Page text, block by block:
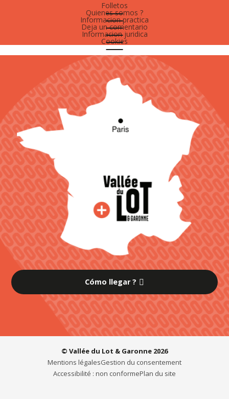
Folletos
Quienes somos ?
Informacion practica
Deja un comentario
Informacion juridica
Cookies
Cómo llegar ?
© Vallée du Lot & Garonne 2026
Mentions légalesGestion du consentement
Accessibilité : non conformePlan du site